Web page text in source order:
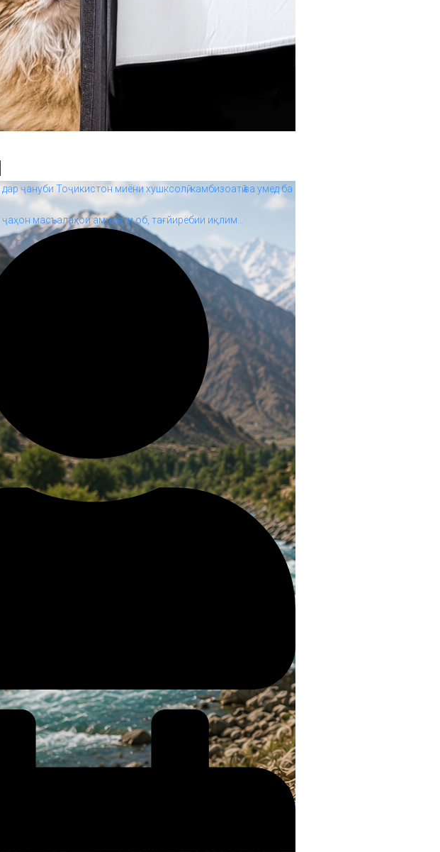
ҷануби Тоҷикистон миёни хушксолӣ, камбизоатӣ ва умед ба
масъалаҳои амнияти об, тағйирёбии иқлим...